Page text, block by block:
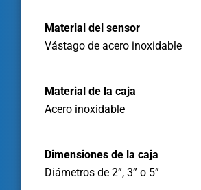
Material del sensor
Vástago de acero inoxidable
Material de la caja
Acero inoxidable
Dimensiones de la caja
Diámetros de 2”, 3” o 5”